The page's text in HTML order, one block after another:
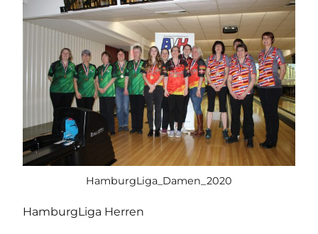
HamburgLiga_Damen_2020
HamburgLiga Herren